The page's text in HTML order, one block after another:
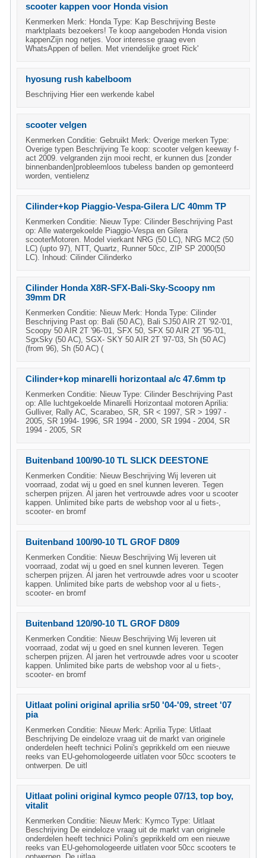
scooter kappen voor Honda vision
Kenmerken Merk: Honda Type: Kap Beschrijving Beste
marktplaats bezoekers! Te koop aangeboden Honda vision
kappenZijn nog netjes. Voor interesse graag even
WhatsAppen of bellen. Met vriendelijke groet Rick'
hyosung rush kabelboom
Beschrijving Hier een werkende kabel
scooter velgen
Kenmerken Conditie: Gebruikt Merk: Overige merken Type:
Overige typen Beschrijving Te koop: scooter velgen keeway f-
act 2009. velgranden zijn mooi recht, er kunnen dus [zonder
binnenbanden]probleemloos tubeless banden op gemonteerd
worden, ventielenz
Cilinder+kop Piaggio-Vespa-Gilera L/C 40mm TP
Kenmerken Conditie: Nieuw Type: Cilinder Beschrijving Past
op: Alle watergekoelde Piaggio-Vespa en Gilera
scooterMotoren. Model vierkant NRG (50 LC), NRG MC2 (50
LC) (upto 97), NTT, Quartz, Runner 50cc, ZIP SP 2000(50
LC). Inhoud: Cilinder Cilinderko
Cilinder Honda X8R-SFX-Bali-Sky-Scoopy nm
39mm DR
Kenmerken Conditie: Nieuw Merk: Honda Type: Cilinder
Beschrijving Past op: Bali (50 AC), Bali SJ50 AIR 2T '92-'01,
Scoopy 50 AIR 2T '96-'01, SFX 50, SFX 50 AIR 2T '95-'01,
SgxSky (50 AC), SGX- SKY 50 AIR 2T '97-'03, Sh (50 AC)
(from 96), Sh (50 AC) (
Cilinder+kop minarelli horizontaal a/c 47.6mm tp
Kenmerken Conditie: Nieuw Type: Cilinder Beschrijving Past
op: Alle luchtgekoelde Minarelli Horizontaal motoren Aprilia:
Gulliver, Rally AC, Scarabeo, SR, SR < 1997, SR > 1997 -
2005, SR 1994- 1996, SR 1994 - 2000, SR 1994 - 2004, SR
1994 - 2005, SR
Buitenband 100/90-10 TL SLICK DEESTONE
Kenmerken Conditie: Nieuw Beschrijving Wij leveren uit
voorraad, zodat wij u goed en snel kunnen leveren. Tegen
scherpen prijzen. Al jaren het vertrouwde adres voor u scooter
kappen. Unlimited bike parts de webshop voor al u fiets-,
scooter- en bromf
Buitenband 100/90-10 TL GROF D809
Kenmerken Conditie: Nieuw Beschrijving Wij leveren uit
voorraad, zodat wij u goed en snel kunnen leveren. Tegen
scherpen prijzen. Al jaren het vertrouwde adres voor u scooter
kappen. Unlimited bike parts de webshop voor al u fiets-,
scooter- en bromf
Buitenband 120/90-10 TL GROF D809
Kenmerken Conditie: Nieuw Beschrijving Wij leveren uit
voorraad, zodat wij u goed en snel kunnen leveren. Tegen
scherpen prijzen. Al jaren het vertrouwde adres voor u scooter
kappen. Unlimited bike parts de webshop voor al u fiets-,
scooter- en bromf
Uitlaat polini original aprilia sr50 '04-'09, street '07
pia
Kenmerken Conditie: Nieuw Merk: Aprilia Type: Uitlaat
Beschrijving De eindeloze vraag uit de markt van originele
onderdelen heeft technici Polini's geprikkeld om een nieuwe
reeks van EU-gehomologeerde uitlaten voor 50cc scooters te
ontwerpen. De uitl
Uitlaat polini original kymco people 07/13, top boy,
vitalit
Kenmerken Conditie: Nieuw Merk: Kymco Type: Uitlaat
Beschrijving De eindeloze vraag uit de markt van originele
onderdelen heeft technici Polini's geprikkeld om een nieuwe
reeks van EU-gehomologeerde uitlaten voor 50cc scooters te